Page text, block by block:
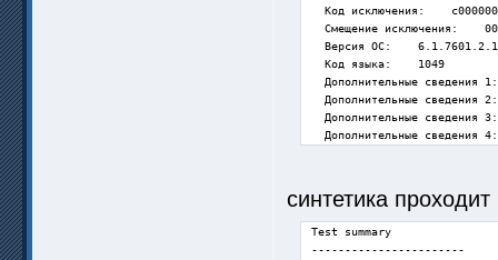
Код исключения:
Смещение исключения:
Версия ОС:
  Код языка:    1049
Дополнительные сведения
Дополнительные сведения
Дополнительные сведения
Дополнительные сведения
синтетика
Test summary
-----------------------